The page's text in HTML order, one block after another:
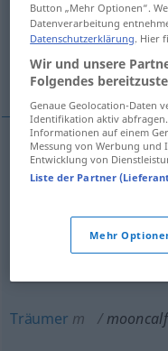
Mole, falsche
Monstrum,
Mondkalbn
mooncalf
Träumer m mooncalf
Button „Mehr Optionen“.
Datenverarbeitung
Datenschutzerklärung. Hier
Wir und unsere
Folgendes
Genaue Geolocation-Daten
Identifikation aktiv
Informationen auf einem
Messung von Werbung
Entwicklung von
Liste der Partner
Mehr